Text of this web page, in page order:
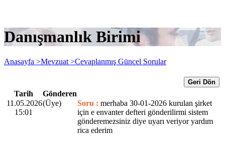
Danışmanlık Birimi
Anasayfa >Mevzuat >Cevaplanmış Güncel Sorular
Geri Dön
Tarih
Gönderen
11.05.2026
15:01
(Üye) Soru : merhaba 30-01-2026 kurulan şirket
için e envanter defteri gönderilirmi sistem
gönderemezsiniz diye uyarı veriyor yardım
rica ederim